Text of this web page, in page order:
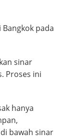
pada
sinar
Proses ini
hanya
bawah sinar